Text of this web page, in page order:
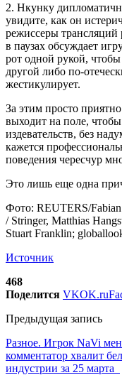
2. Нкунку
увидите, как он
режиссеры
в паузах обсуждает
рот одной рукой,
другой либо по-
жестикулирует.
За этим просто
выходит на поле,
издевательств, без
кажется
поведения чересчур
Это лишь еще одна
Фото: REUTERS/
/ Stringer, Matthias
Stuart Franklin;
Источник
468
Поделится VKOK.ru
Предыдущая запись
Разное. Игрок NaVi
комментатор хвалит
индустрии за 25 марта